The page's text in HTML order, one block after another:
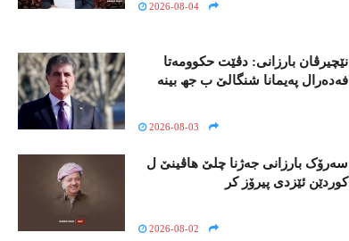
2026-08-04
نێچیرڤان بارزانی: دڤێت حکوومەتا
فەدەرال پەیمانا شنگالێ ب جھ بینە
2026-08-03
سەرۆک بارزانی جەژنا چلێ ھاڤینێ ل
کوردێن ئێزدی پیرۆز کر
2026-08-02